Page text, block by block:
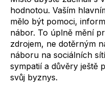
hodnotou. Vaším
mělo být pomoci,
nábor. To úplně mění
zdrojem, ne dotěrným
náboru na sociálních
sympatií a důvěry ještě
svůj byznys.